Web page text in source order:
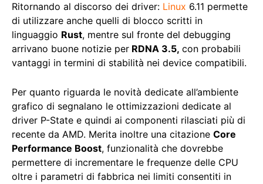
Ritornando al discorso dei driver: Linux 6.11 permette
di utilizzare anche quelli di blocco scritti in
linguaggio Rust, mentre sul fronte del debugging
arrivano buone notizie per RDNA 3.5, con probabili
vantaggi in termini di stabilità nei device compatibili.
Per quanto riguarda le novità dedicate all’ambiente
grafico di segnalano le ottimizzazioni dedicate al
driver P-State e quindi ai componenti rilasciati più di
recente da AMD. Merita inoltre una citazione Core
Performance Boost, funzionalità che dovrebbe
permettere di incrementare le frequenze delle CPU
oltre i parametri di fabbrica nei limiti consentiti in